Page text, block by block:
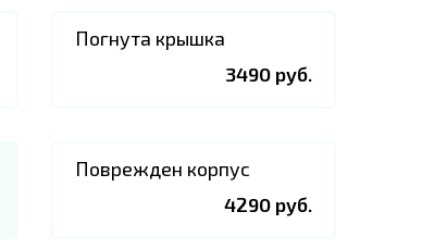
Погнута крышка
3490 руб.
Поврежден корпус
4290 руб.